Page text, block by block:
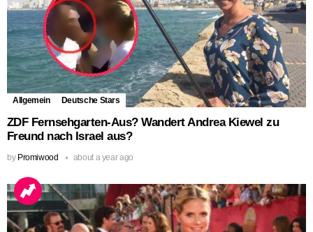
Allgemein Deutsche Stars
ZDF Fernsehgarten-Aus? Wandert Andrea Kiewel zu
Freund nach Israel aus?
by Promiwood about a year ago